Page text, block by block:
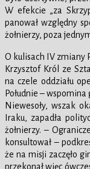
W efekcie „za
panował względny
żołnierzy, poza
O kulisach IV zmiany
Krzysztof Król ze
na czele oddziału
Południe –
Niewesoły, wszak
Iraku, zapadła
żołnierzy. –
konsultował –
że na misji zaczęło
przekonał więc